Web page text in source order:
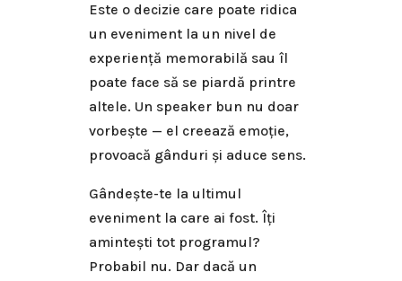
Este o decizie care poate ridica
un eveniment la un nivel de
experiență memorabilă sau îl
poate face să se piardă printre
altele. Un speaker bun nu doar
vorbește — el creează emoție,
provoacă gânduri și aduce sens.
Gândește-te la ultimul
eveniment la care ai fost. Îți
amintești tot programul?
Probabil nu. Dar dacă un